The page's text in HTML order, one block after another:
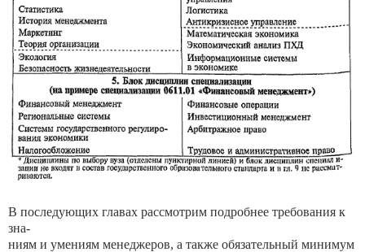
В последующих главах рассмотрим подробнее требования к
зна-
ниям и умениям менеджеров, а также обязательный минимум